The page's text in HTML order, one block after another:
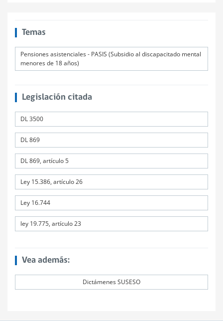
Temas
Pensiones asistenciales - PASIS (Subsidio al discapacitado mental
menores de 18 años)
Legislación citada
DL 3500
DL 869
DL 869, artículo 5
Ley 15.386, artículo 26
Ley 16.744
ley 19.775, artículo 23
Vea además:
Dictámenes SUSESO